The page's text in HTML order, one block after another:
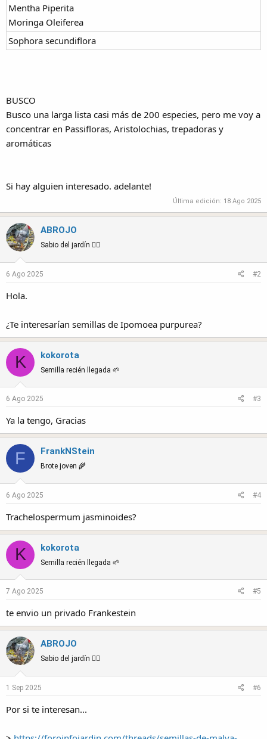
Mentha Piperita
Moringa Oleiferea
Sophora secundiflora
BUSCO
Busco una larga lista casi más de 200 especies, pero me voy a
concentrar en Passifloras, Aristolochias, trepadoras y
aromáticas
Si hay alguien interesado. adelante!
Última edición: 18 Ago 2025
ABROJO
Sabio del jardín 🧙‍♂️
6 Ago 2025 #2
Hola.
¿Te interesarían semillas de Ipomoea purpurea?
K kokorota
Semilla recién llegada 🌱
6 Ago 2025 #3
Ya la tengo, Gracias
F FrankNStein
Brote joven 🌾
6 Ago 2025 #4
Trachelospermum jasminoides?
K kokorota
Semilla recién llegada 🌱
7 Ago 2025 #5
te envio un privado Frankestein
ABROJO
Sabio del jardín 🧙‍♂️
1 Sep 2025 #6
Por si te interesan...